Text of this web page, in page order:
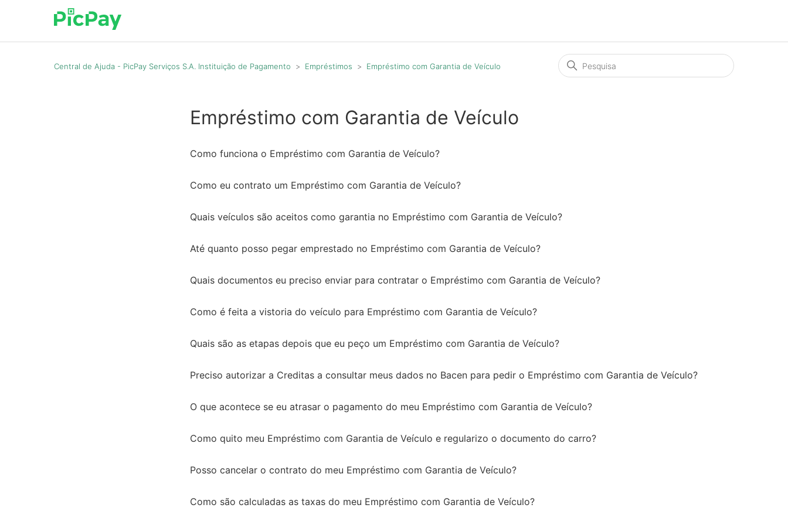
Central de Ajuda - PicPay Serviços S.A. Instituição de Pagamento Empréstimos Empréstimo com Garantia de Veículo
Empréstimo com Garantia de Veículo
Como funciona o Empréstimo com Garantia de Veículo?
Como eu contrato um Empréstimo com Garantia de Veículo?
Quais veículos são aceitos como garantia no Empréstimo com Garantia de Veículo?
Até quanto posso pegar emprestado no Empréstimo com Garantia de Veículo?
Quais documentos eu preciso enviar para contratar o Empréstimo com Garantia de Veículo?
Como é feita a vistoria do veículo para Empréstimo com Garantia de Veículo?
Quais são as etapas depois que eu peço um Empréstimo com Garantia de Veículo?
Preciso autorizar a Creditas a consultar meus dados no Bacen para pedir o Empréstimo com Garantia de Veículo?
O que acontece se eu atrasar o pagamento do meu Empréstimo com Garantia de Veículo?
Como quito meu Empréstimo com Garantia de Veículo e regularizo o documento do carro?
Posso cancelar o contrato do meu Empréstimo com Garantia de Veículo?
Como são calculadas as taxas do meu Empréstimo com Garantia de Veículo?